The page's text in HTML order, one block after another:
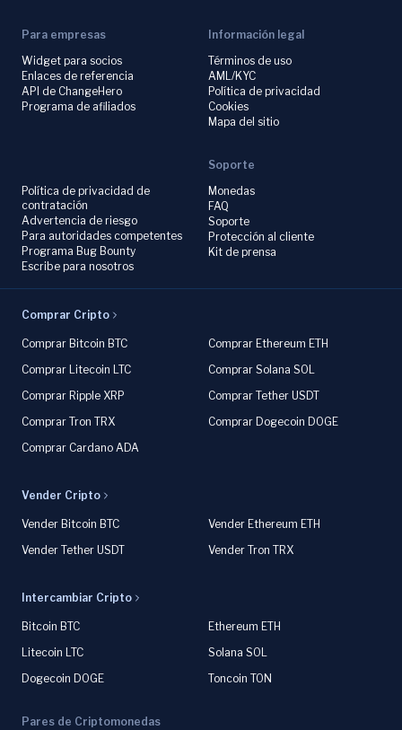
Para empresas
Widget para socios
Enlaces de referencia
API de ChangeHero
Programa de afiliados
Información legal
Términos de uso
AML/KYC
Política de privacidad
Cookies
Mapa del sitio
Política de privacidad de
contratación
Advertencia de riesgo
Para autoridades competentes
Programa Bug Bounty
Escribe para nosotros
Soporte
Monedas
FAQ
Soporte
Protección al cliente
Kit de prensa
Comprar Cripto
Comprar Bitcoin BTC
Comprar Ethereum ETH
Comprar Litecoin LTC
Comprar Solana SOL
Comprar Ripple XRP
Comprar Tether USDT
Comprar Tron TRX
Comprar Dogecoin DOGE
Comprar Cardano ADA
Vender Cripto
Vender Bitcoin BTC
Vender Ethereum ETH
Vender Tether USDT
Vender Tron TRX
Intercambiar Cripto
Bitcoin BTC
Ethereum ETH
Litecoin LTC
Solana SOL
Dogecoin DOGE
Toncoin TON
Pares de Criptomonedas